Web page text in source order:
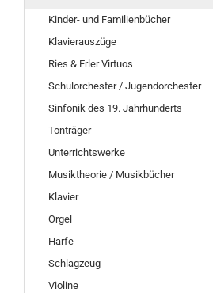
Kinder- und Familienbücher
Klavierauszüge
Ries & Erler Virtuos
Schulorchester / Jugendorchester
Sinfonik des 19. Jahrhunderts
Tonträger
Unterrichtswerke
Musiktheorie / Musikbücher
Klavier
Orgel
Harfe
Schlagzeug
Violine